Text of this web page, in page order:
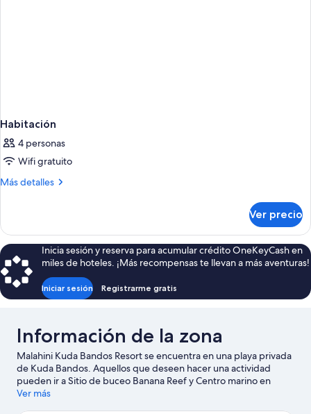
Habitación
4 personas
Wifi gratuito
Más detalles
Más
Ver precio
Inicia sesión y reserva para acumular crédito OneKeyCash en
miles de hoteles. ¡Más recompensas te llevan a más aventuras!
Iniciar sesión Registrarme gratis
Información de la zona
Malahini Kuda Bandos Resort se encuentra en una playa privada
de Kuda Bandos. Aquellos que deseen hacer una actividad
pueden ir a Sitio de buceo Banana Reef y Centro marino en
Baros, mientras que quienes quieran apreciar la belleza natural
Ver más